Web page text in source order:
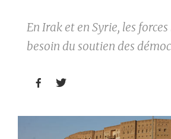
En Irak et en Syrie, les
besoin du soutien des
 